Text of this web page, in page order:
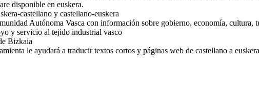
disponible en euskera.
castellano y castellano-euskera
Autónoma Vasca con información sobre gobierno, economía, cultura,
y servicio al tejido industrial vasco
Bizkaia
le ayudará a traducir textos cortos y páginas web de castellano a